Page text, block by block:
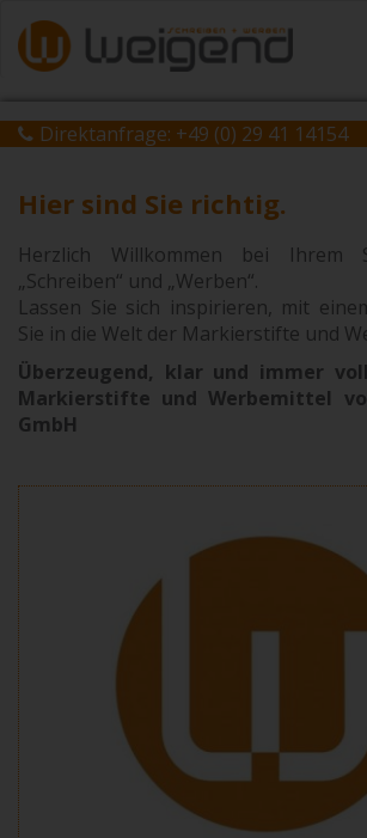
Direktanfrage: +49 (0) 29 41 14154
Hier sind Sie richtig.
Herzlich Willkommen bei Ihrem
„Schreiben“ und „Werben“.
Lassen Sie sich inspirieren, mit
Sie in die Welt der Markierstifte und
Überzeugend, klar und immer
Markierstifte und Werbemittel
GmbH